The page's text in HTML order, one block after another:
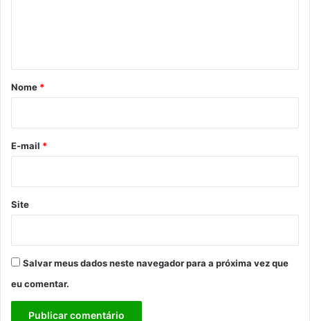
r
*
Nome *
E-mail *
Site
Salvar meus dados neste navegador para a próxima vez que
eu comentar.